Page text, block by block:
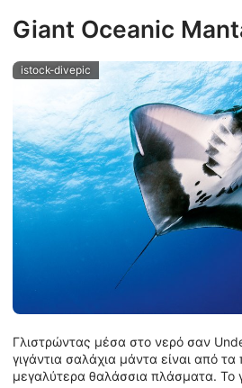
Giant Oceanic
istock-divepic
Γλιστρώντας μέσα στο νερό σαν
γιγάντια σαλάχια μάντα είναι από
μεγαλύτερα θαλάσσια πλάσματα. Το